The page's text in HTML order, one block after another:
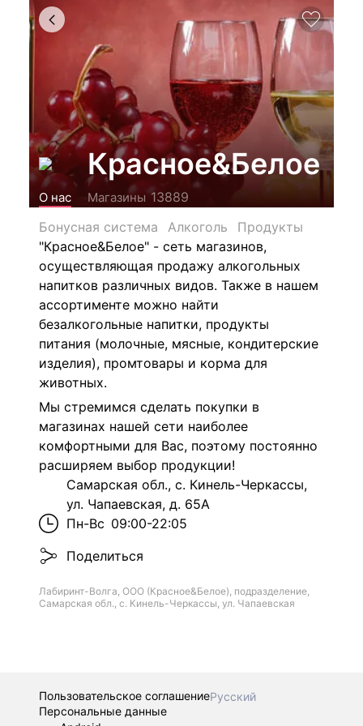
Красное&Белое
О нас Магазины 13889
Бонусная система
Алкоголь
Продукты
"Красное&Белое" - сеть магазинов,
осуществляющая продажу алкогольных
напитков различных видов. Также в нашем
ассортименте можно найти
безалкогольные напитки, продукты
питания (молочные, мясные, кондитерские
изделия), промтовары и корма для
животных.
Мы стремимся сделать покупки в
магазинах нашей сети наиболее
комфортными для Вас, поэтому постоянно
расширяем выбор продукции!
Самарская обл., с. Кинель-Черкассы,
ул. Чапаевская, д. 65А
Пн-Вс 09:00-22:05
Поделиться
Лабиринт-Волга, ООО (Красное&Белое), подразделение,
Самарская обл., с. Кинель-Черкассы, ул. Чапаевская
Пользовательское соглашениеРусский
Персональные данные